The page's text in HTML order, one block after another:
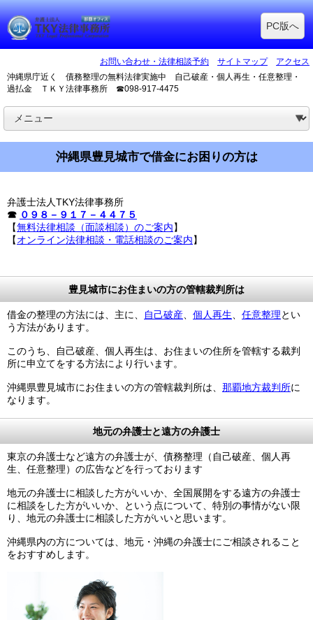
PC版へ
お問い合わせ・法律相談予約 サイトマップ
アクセス
沖縄県庁近く 債務整理の無料法律実施中 自己破産・個人再生・任意整理・
過払金 ＴＫＹ法律事務所 ☎098-917-4475
沖縄県豊見城市で借金にお困りの方は
弁護士法人TKY法律事務所
☎ ０９８－９１７－４４７５
【無料法律相談（面談相談）のご案内】
【オンライン法律相談・電話相談のご案内】
豊見城市にお住まいの方の管轄裁判所は
借金の整理の方法には、主に、 自己破産 個人再生 任意整理とい
う方法があります。
このうち、自己破産、個人再生は、お住まいの住所を管轄する裁判
所に申立てをする方法により行います。
沖縄県豊見城市にお住まいの方の管轄裁判所は、 那覇地方裁判所に
なります。
地元の弁護士と遠方の弁護士
東京の弁護士など遠方の弁護士が、債務整理（自己破産、個人再
生、任意整理）の広告などを行っております
地元の弁護士に相談した方がいいか、全国展開をする遠方の弁護士
に相談をした方がいいか、という点について、特別の事情がない限
り、地元の弁護士に相談した方がいいと思います。
沖縄県内の方については、地元・沖縄の弁護士にご相談されること
をおすすめします。